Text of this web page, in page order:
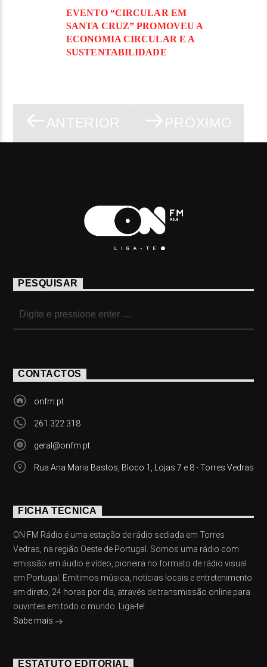
EVENTO “CIRCULAR EM
SANTA CRUZ” PROMOVEU A
ECONOMIA CIRCULAR E A
SUSTENTABILIDADE
ANTERIOR PRÓXIMO
PESQUISAR
CONTACTOS
onfm.pt
261 322 318
geral@onfm.pt
Rua Ana Maria Bastos, Bloco 1, Lojas 7 e 8 - Torres Vedras
FICHA TÉCNICA
ON FM Rádio é uma estação de rádio sediada em Torres
Vedras, na região Oeste de Portugal. Somos uma rádio com
emissão em áudio e vídeo, pioneira no formato de rádio visual
em Portugal. Emitimos música, notícias locais e entretenimento
em direto, 24 horas por dia, através de transmissão online para
ouvintes em todo o mundo. Liga-te!
Sabe mais
ESTATUTO EDITORIAL